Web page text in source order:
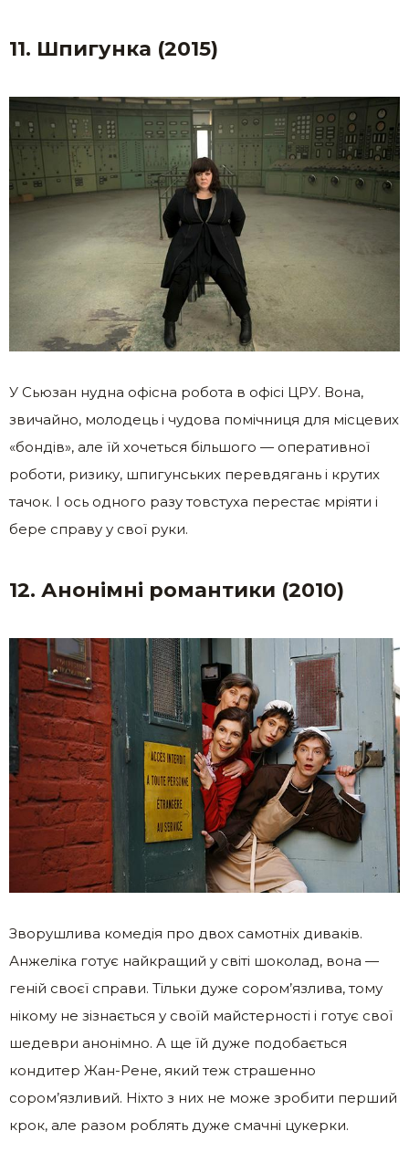
11. Шпигунка (2015)
У Сьюзан нудна офісна робота в офісі ЦРУ. Вона,
звичайно, молодець і чудова помічниця для місцевих
«бондів», але їй хочеться більшого — оперативної
роботи, ризику, шпигунських перевдягань і крутих
тачок. І ось одного разу товстуха перестає мріяти і
бере справу у свої руки.
12. Анонімні романтики (2010)
Зворушлива комедія про двох самотніх диваків.
Анжеліка готує найкращий у світі шоколад, вона —
геній своєї справи. Тільки дуже сором’язлива, тому
нікому не зізнається у своїй майстерності і готує свої
шедеври анонімно. А ще їй дуже подобається
кондитер Жан-Рене, який теж страшенно
сором’язливий. Ніхто з них не може зробити перший
крок, але разом роблять дуже смачні цукерки.